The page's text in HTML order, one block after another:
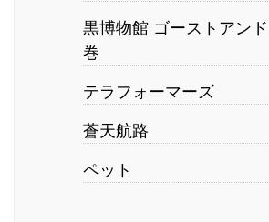
黒博物館 ゴーストアン
巻
テラフォーマーズ
蒼天航路
ペット